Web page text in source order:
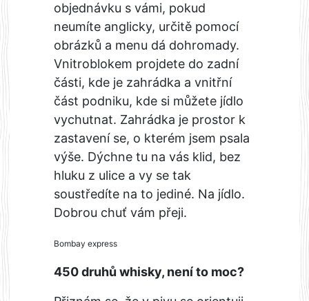
objednávku s vámi, pokud
neumíte anglicky, určitě pomocí
obrázků a menu dá dohromady.
Vnitroblokem projdete do zadní
části, kde je zahrádka a vnitřní
část podniku, kde si můžete jídlo
vychutnat. Zahrádka je prostor k
zastavení se, o kterém jsem psala
výše. Dýchne tu na vás klid, bez
hluku z ulice a vy se tak
soustředíte na to jediné. Na jídlo.
Dobrou chuť vám přeji.
Bombay express
450 druhů whisky, není to moc?